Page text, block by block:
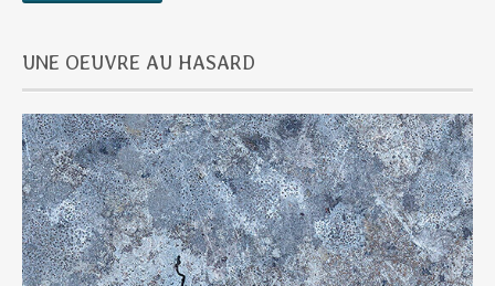
UNE OEUVRE AU HASARD